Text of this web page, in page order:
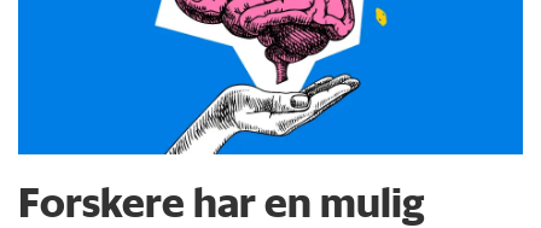
Forskere har en mulig